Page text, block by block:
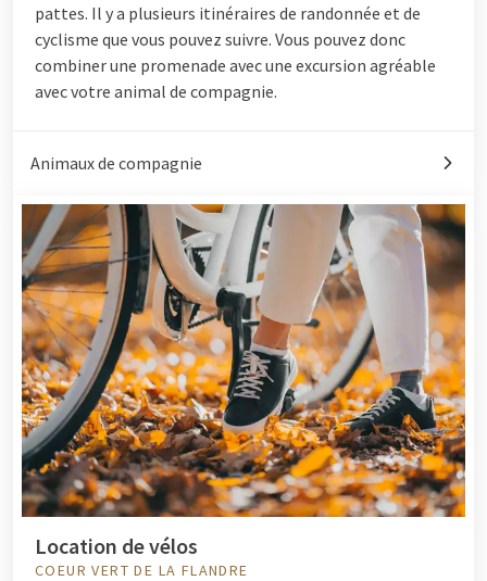
pattes. Il y a plusieurs itinéraires de randonnée et de
cyclisme que vous pouvez suivre. Vous pouvez donc
combiner une promenade avec une excursion agréable
avec votre animal de compagnie.
Animaux de compagnie
Location de vélos
COEUR VERT DE LA FLANDRE